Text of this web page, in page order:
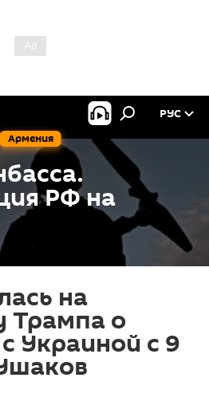
Армения
РУС
РФ на
на
Трампа о
Украиной с 9